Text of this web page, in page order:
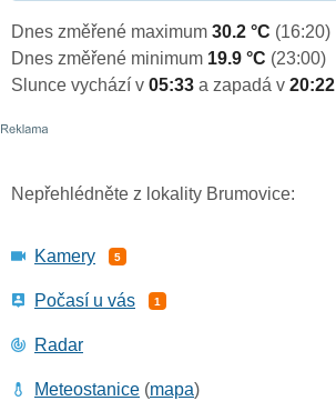
Dnes změřené maximum 30.2 °C (16:20)
Dnes změřené minimum 19.9 °C (23:00)
Slunce vychází v 05:33 a zapadá v 20:22
Nepřehlédněte z lokality Brumovice:
Kamery 5
Počasí u vás 1
Radar
Meteostanice (mapa)